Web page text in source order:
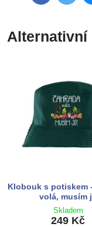
Alternativní
Klobouk s potiskem
volá, musím
Skladem
249 Kč